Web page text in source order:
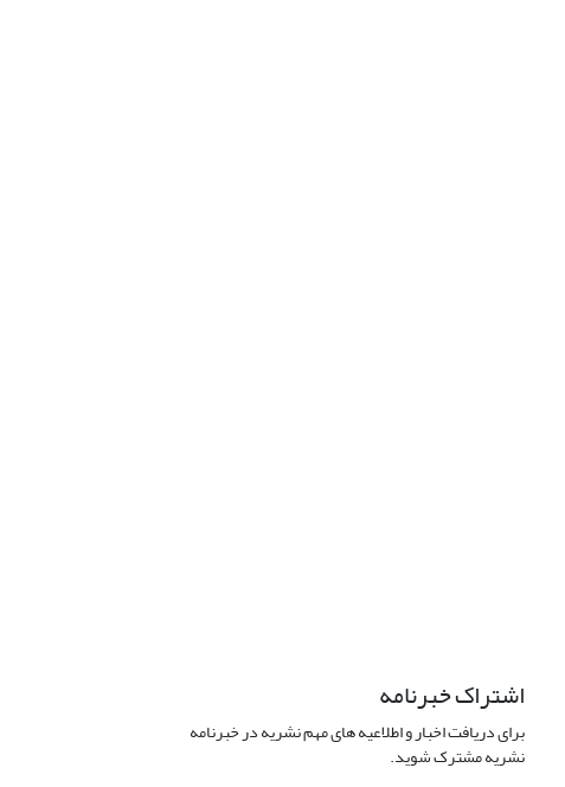
اشتراک خبرنامه
برای دریافت اخبار و اطلاعیه های مهم نشریه در خبرنامه
نشریه مشترک شوید.